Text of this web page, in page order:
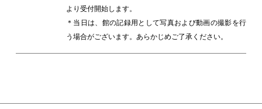
より受付開始します。
＊当日は、館の記録用として写真および動画の撮影を行
う場合がございます。あらかじめご了承ください。